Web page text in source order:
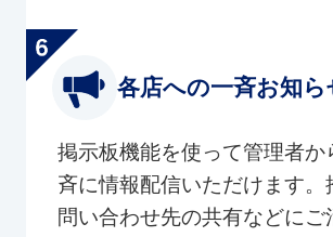
各店への一斉お知ら
掲示板機能を使って管理者か
斉に情報配信いただけます。
問い合わせ先の共有などにご